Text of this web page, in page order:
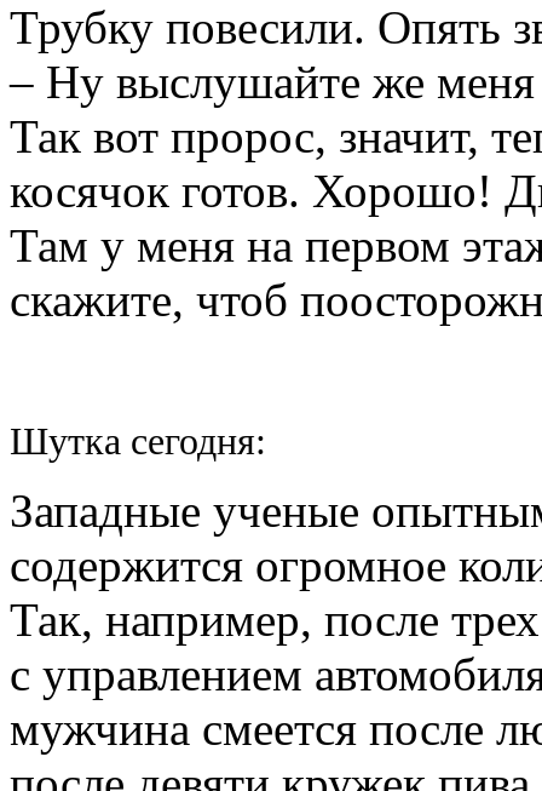
Трубку повесили. Опять
– Ну выслушайте же
Так вот пророс, значит,
косячок готов. Хорошо!
Там у меня на первом
скажите, чтоб
Шутка сегодня:
Западные ученые
содержится огромное
Так, например, после
с управлением
мужчина смеется после